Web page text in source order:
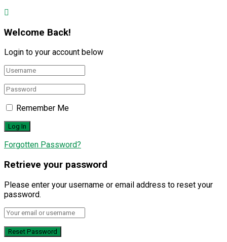
Welcome Back!
Login to your account below
Remember Me
Forgotten Password?
Retrieve your password
Please enter your username or email address to reset your
password.